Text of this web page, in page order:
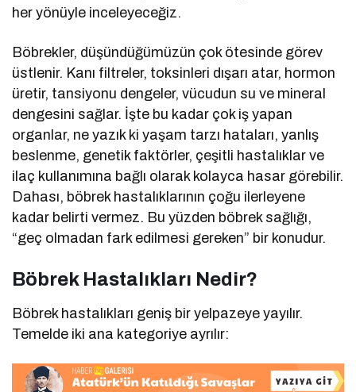
her yönüyle inceleyeceğiz.
Böbrekler, düşündüğümüzün çok ötesinde görev
üstlenir. Kanı filtreler, toksinleri dışarı atar, hormon
üretir, tansiyonu dengeler, vücudun su ve mineral
dengesini sağlar. İşte bu kadar çok iş yapan
organlar, ne yazık ki yaşam tarzı hataları, yanlış
beslenme, genetik faktörler, çeşitli hastalıklar ve
ilaç kullanımına bağlı olarak kolayca hasar görebilir.
Dahası, böbrek hastalıklarının çoğu ilerleyene
kadar belirti vermez. Bu yüzden böbrek sağlığı,
“geç olmadan fark edilmesi gereken” bir konudur.
Böbrek Hastalıkları Nedir?
Böbrek hastalıkları geniş bir yelpazeye yayılır.
Temelde iki ana kategoriye ayrılır: